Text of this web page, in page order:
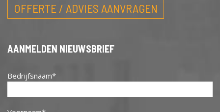
OFFERTE / ADVIES AANVRAGEN
AANMELDEN NIEUWSBRIEF
Bedrijfsnaam